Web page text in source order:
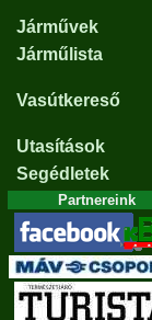
Járművek
Járműlista
Vasútkereső
Utasítások
Segédletek
Partnereink